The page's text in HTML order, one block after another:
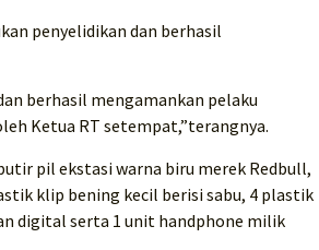
penyelidikan dan berhasil
berhasil mengamankan pelaku
Ketua RT setempat,”terangnya.
pil ekstasi warna biru merek Redbull,
klip bening kecil berisi sabu, 4 plastik
digital serta 1 unit handphone milik